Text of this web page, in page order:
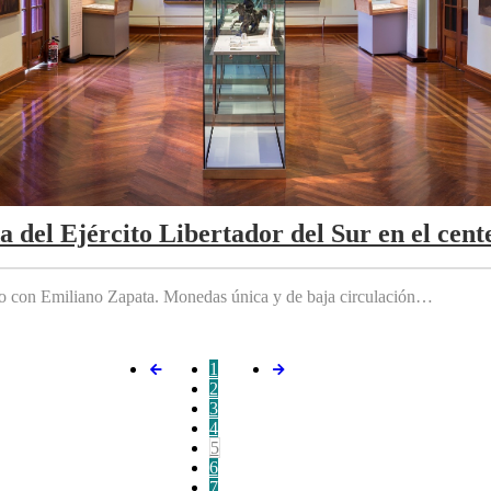
del Ejército Libertador del Sur en el
con Emiliano Zapata. Monedas única y de baja circulación…
1
2
3
4
5
6
7